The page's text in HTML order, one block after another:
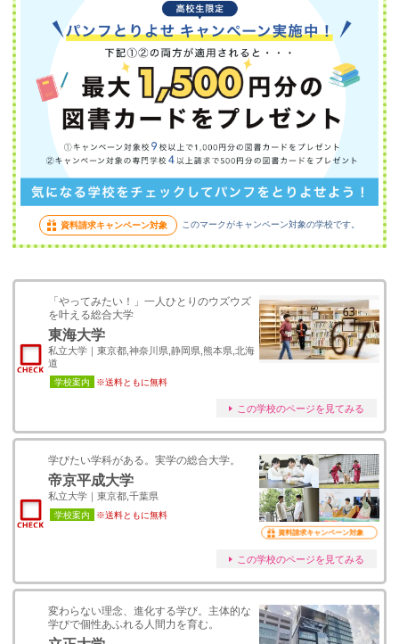
資料請求キャンペーン対象 このマークがキャンペーン対象の学校です。
「やってみたい！」一人ひとりのウズウズ
を叶える総合大学
東海大学
私立大学｜東京都,神奈川県,静岡県,熊本県,北海
道
学校案内 ※送料ともに無料
この学校のページを見てみる
学びたい学科がある。実学の総合大学。
帝京平成大学
私立大学｜東京都,千葉県
学校案内 ※送料ともに無料
資料請求キャンペーン対象
この学校のページを見てみる
変わらない理念、進化する学び。主体的な
学びで個性あふれる人間力を育む。